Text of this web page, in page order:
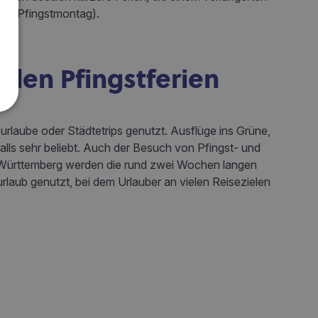
Pfingstmontag).
Pfingstferien
oder Städtetrips genutzt. Ausflüge ins Grüne,
sehr beliebt. Auch der Besuch von Pfingst- und
werden die rund zwei Wochen langen
genutzt, bei dem Urlauber an vielen Reisezielen